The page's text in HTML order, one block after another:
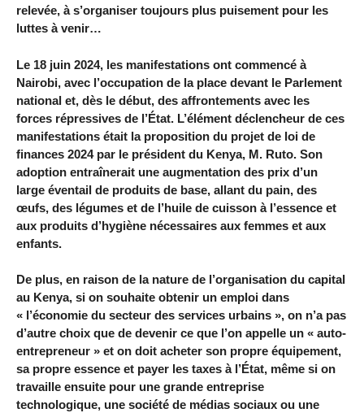
relevée, à s’organiser toujours plus puisement pour les
luttes à venir…
Le 18 juin 2024, les manifestations ont commencé à
Nairobi, avec l’occupation de la place devant le Parlement
national et, dès le début, des affrontements avec les
forces répressives de l’État. L’élément déclencheur de ces
manifestations était la proposition du projet de loi de
finances 2024 par le président du Kenya, M. Ruto. Son
adoption entraînerait une augmentation des prix d’un
large éventail de produits de base, allant du pain, des
œufs, des légumes et de l’huile de cuisson à l’essence et
aux produits d’hygiène nécessaires aux femmes et aux
enfants.
De plus, en raison de la nature de l’organisation du capital
au Kenya, si on souhaite obtenir un emploi dans
« l’économie du secteur des services urbains », on n’a pas
d’autre choix que de devenir ce que l’on appelle un « auto-
entrepreneur » et on doit acheter son propre équipement,
sa propre essence et payer les taxes à l’État, même si on
travaille ensuite pour une grande entreprise
technologique, une société de médias sociaux ou une